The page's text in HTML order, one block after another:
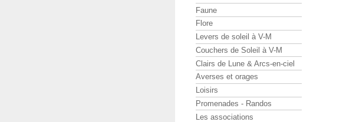
Faune
Flore
Levers de soleil à V-M
Couchers de Soleil à V-M
Clairs de Lune & Arcs-en-ciel
Averses et orages
Loisirs
Promenades - Randos
Les associations